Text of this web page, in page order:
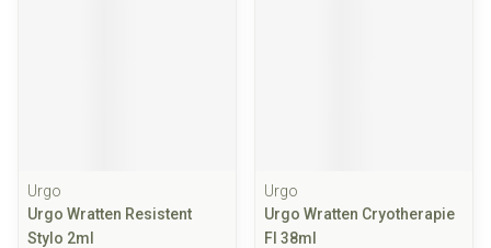
Urgo
Urgo Wratten Resistent
Stylo 2ml
Urgo
Urgo Wratten Cryotherapie
Fl 38ml